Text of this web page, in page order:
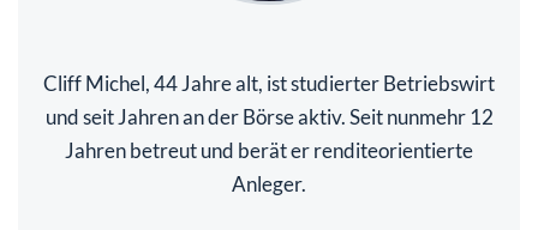
Cliff Michel, 44 Jahre alt, ist studierter Betriebswirt
und seit Jahren an der Börse aktiv. Seit nunmehr 12
Jahren betreut und berät er renditeorientierte
Anleger.